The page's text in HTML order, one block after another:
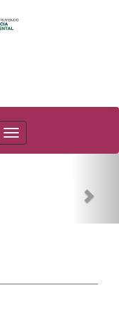
PAOT